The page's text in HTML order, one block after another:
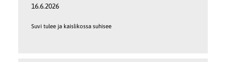
16.6.2026
Suvi tulee ja kaislikossa suhisee